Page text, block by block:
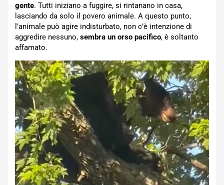
gente. Tutti iniziano a fuggire, si rintanano in casa,
lasciando da solo il povero animale. A questo punto,
l’animale può agire indisturbato, non c’è intenzione di
aggredire nessuno, sembra un orso pacifico, è soltanto
affamato.